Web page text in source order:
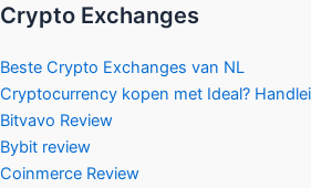
Crypto Exchanges
Beste Crypto Exchanges van NL
Cryptocurrency kopen met Ideal?
Bitvavo Review
Bybit review
Coinmerce Review